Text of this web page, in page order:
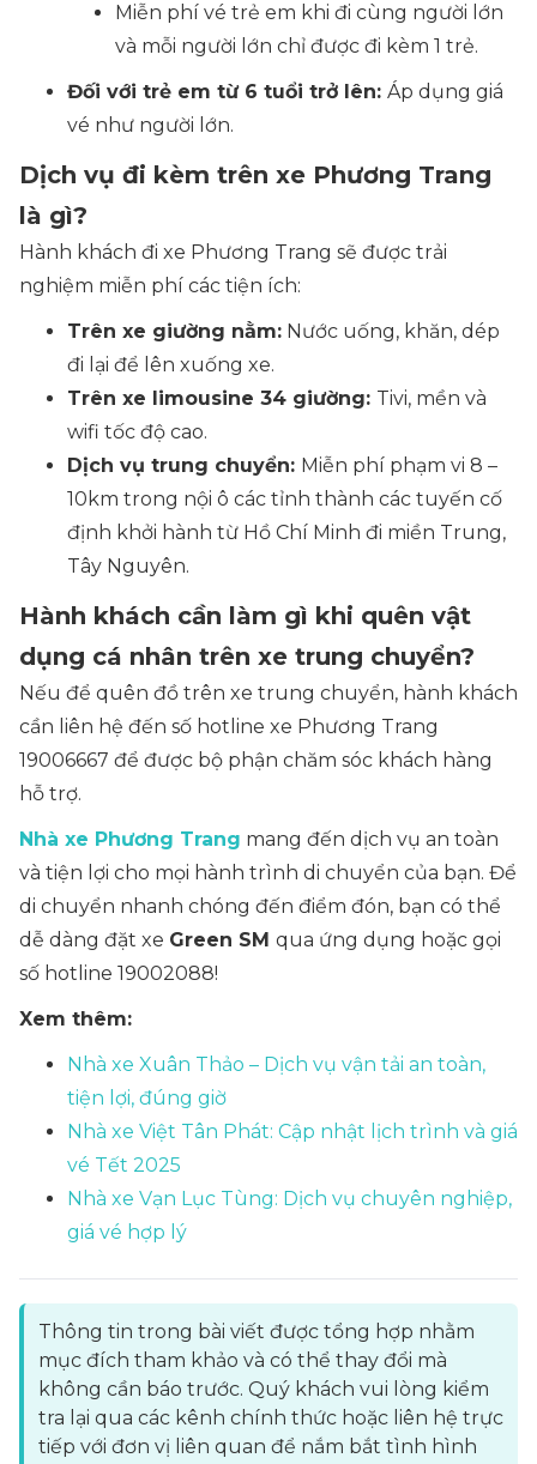
Miễn phí vé trẻ em khi đi cùng người lớn
và mỗi người lớn chỉ được đi kèm 1 trẻ.
Đối với trẻ em từ 6 tuổi trở lên: Áp dụng giá
vé như người lớn.
Dịch vụ đi kèm trên xe Phương Trang
là gì?
Hành khách đi xe Phương Trang sẽ được trải
nghiệm miễn phí các tiện ích:
Trên xe giường nằm: Nước uống, khăn, dép
đi lại để lên xuống xe.
Trên xe limousine 34 giường: Tivi, mền và
wifi tốc độ cao.
Dịch vụ trung chuyển: Miễn phí phạm vi 8 –
10km trong nội ô các tỉnh thành các tuyến cố
định khởi hành từ Hồ Chí Minh đi miền Trung,
Tây Nguyên.
Hành khách cần làm gì khi quên vật
dụng cá nhân trên xe trung chuyển?
Nếu để quên đồ trên xe trung chuyển, hành khách
cần liên hệ đến số hotline xe Phương Trang
19006667 để được bộ phận chăm sóc khách hàng
hỗ trợ.
Nhà xe Phương Trang mang đến dịch vụ an toàn
và tiện lợi cho mọi hành trình di chuyển của bạn. Để
di chuyển nhanh chóng đến điểm đón, bạn có thể
dễ dàng đặt xe Green SM qua ứng dụng hoặc gọi
số hotline 19002088!
Xem thêm:
Nhà xe Xuân Thảo – Dịch vụ vận tải an toàn,
tiện lợi, đúng giờ
Nhà xe Việt Tân Phát: Cập nhật lịch trình và giá
vé Tết 2025
Nhà xe Vạn Lục Tùng: Dịch vụ chuyên nghiệp,
giá vé hợp lý
Thông tin trong bài viết được tổng hợp nhằm
mục đích tham khảo và có thể thay đổi mà
không cần báo trước. Quý khách vui lòng kiểm
tra lại qua các kênh chính thức hoặc liên hệ trực
tiếp với đơn vị liên quan để nắm bắt tình hình